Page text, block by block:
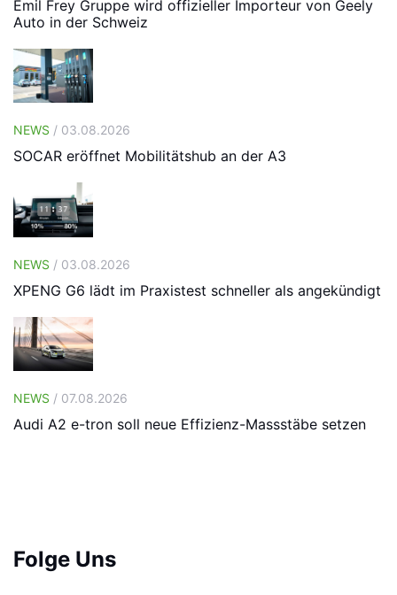
Emil Frey Gruppe wird offizieller Importeur von Geely
Auto in der Schweiz
NEWS / 03.08.2026
SOCAR eröffnet Mobilitätshub an der A3
NEWS / 03.08.2026
XPENG G6 lädt im Praxistest schneller als angekündigt
NEWS / 07.08.2026
Audi A2 e-tron soll neue Effizienz-Massstäbe setzen
Folge Uns